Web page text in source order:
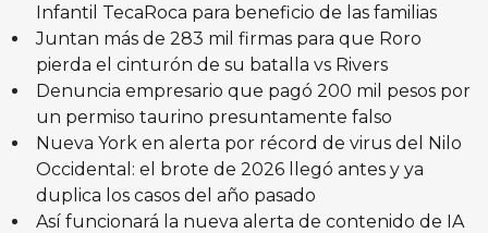
Infantil TecaRoca para beneficio de las familias
Juntan más de 283 mil firmas para que Roro
pierda el cinturón de su batalla vs Rivers
Denuncia empresario que pagó 200 mil pesos por
un permiso taurino presuntamente falso
Nueva York en alerta por récord de virus del Nilo
Occidental: el brote de 2026 llegó antes y ya
duplica los casos del año pasado
Así funcionará la nueva alerta de contenido de IA